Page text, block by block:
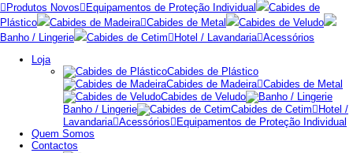
Produtos Novos
Equipamentos de Proteção Individual
Cabides de
Plástico
Cabides de Madeira Cabides de Metal
Cabides de Veludo
Banho / Lingerie
Cabides de Cetim Hotel / Lavandaria Acessórios
Loja
Cabides de Plástico
Cabides de Madeira Cabides de Metal
Cabides de Veludo
Banho / Lingerie
Cabides de Cetim
Hotel /
Lavandaria Acessórios
Equipamentos de Proteção Individual
Quem Somos
Contactos